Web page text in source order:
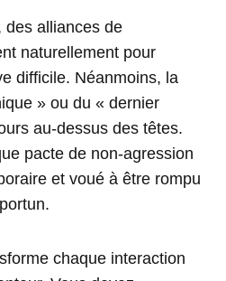
des alliances de
naturellement pour
difficile. Néanmoins, la
» ou du « dernier
au-dessus des têtes.
pacte de non-agression
et voué à être rompu
chaque interaction